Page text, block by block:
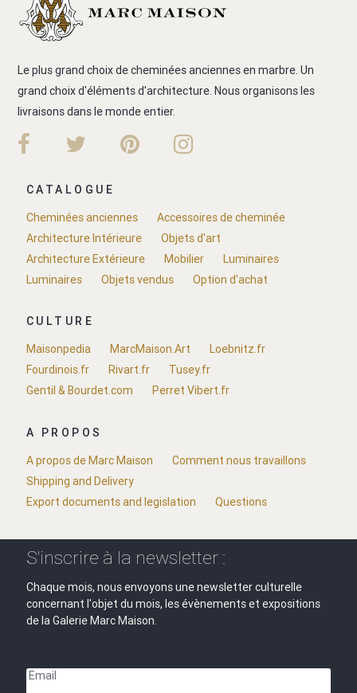
Le plus grand choix de cheminées anciennes en marbre. Un
grand choix d'éléments d'architecture. Nous organisons les
livraisons dans le monde entier.
CATALOGUE
Cheminées anciennes
Accessoires de cheminée
Architecture Intérieure
Objets d'art
Architecture Extérieure
Mobilier
Luminaires
Luminaires
Objets vendus Option d'achat
CULTURE
Maisonpedia
MarcMaison.Art
Loebnitz.fr
Fourdinois.fr
Rivart.fr
Tusey.fr
Gentil & Bourdet.com
Perret Vibert.fr
A PROPOS
A propos de Marc Maison
Comment nous travaillons
Shipping and Delivery
Export documents and legislation
Questions
S'inscrire à la newsletter :
Chaque mois, nous envoyons une newsletter culturelle
concernant l'objet du mois, les évènements et expositions
de la Galerie Marc Maison.
Email